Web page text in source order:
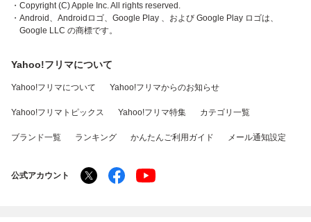
・Copyright (C) Apple Inc. All rights reserved.
・Android、Androidロゴ、Google Play 、および Google Play ロゴは、
Google LLC の商標です。
Yahoo!フリマについて
Yahoo!フリマについて Yahoo!フリマからのお知らせ
Yahoo!フリマトピックス Yahoo!フリマ特集 カテゴリ一覧
ブランド一覧 ランキング かんたんご利用ガイド メール通知設定
公式アカウント